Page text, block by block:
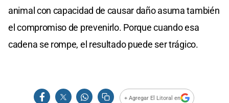
animal con capacidad de causar daño asuma también
el compromiso de prevenirlo. Porque cuando esa
cadena se rompe, el resultado puede ser trágico.
+ Agregar El Litoral en